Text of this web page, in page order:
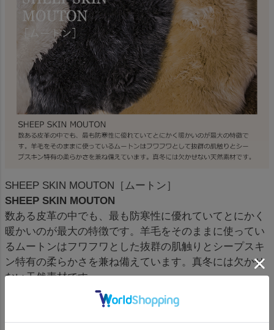
SHEEP SKIN MOUTON［ムートン］
SHEEP SKIN MOUTON
数ある皮革の中でも、最も防寒性に優れていてとにかく
暖かいのが最大の特徴です。羊毛をそのままに使ってい
るムートンはフワフワとした抜群の肌触りとシープスキ
ン特有の柔らかさを兼ね備えています。真冬には欠かせ
ない天然素材です。